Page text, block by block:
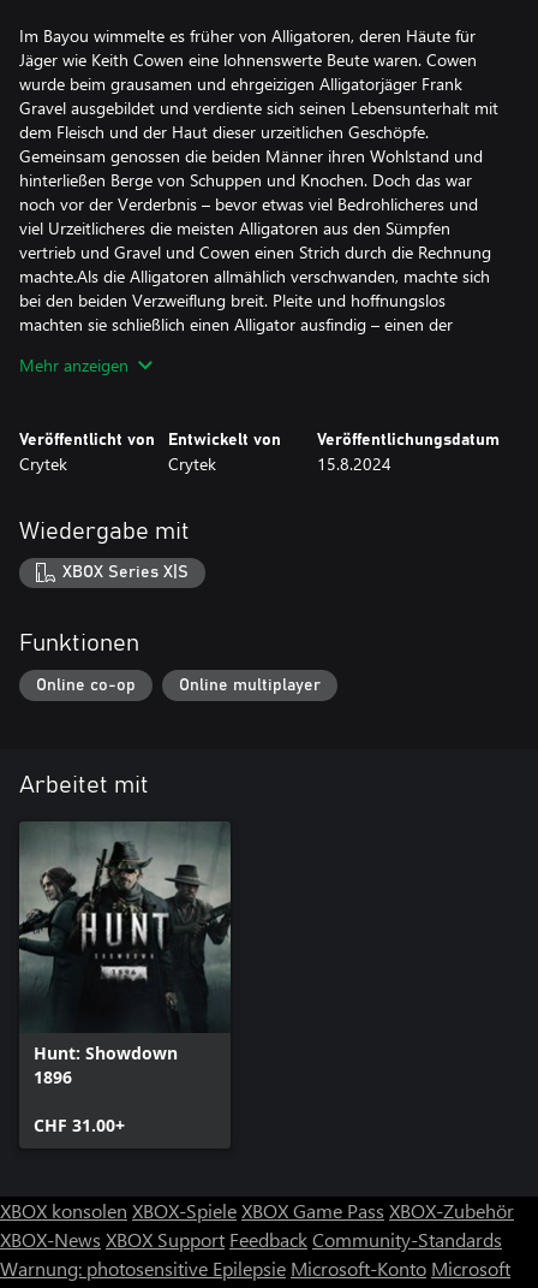
Im Bayou wimmelte es früher von Alligatoren, deren Häute für
Jäger wie Keith Cowen eine lohnenswerte Beute waren. Cowen
wurde beim grausamen und ehrgeizigen Alligatorjäger Frank
Gravel ausgebildet und verdiente sich seinen Lebensunterhalt mit
dem Fleisch und der Haut dieser urzeitlichen Geschöpfe.
Gemeinsam genossen die beiden Männer ihren Wohlstand und
hinterließen Berge von Schuppen und Knochen. Doch das war
noch vor der Verderbnis – bevor etwas viel Bedrohlicheres und
viel Urzeitlicheres die meisten Alligatoren aus den Sümpfen
vertrieb und Gravel und Cowen einen Strich durch die Rechnung
machte.Als die Alligatoren allmählich verschwanden, machte sich
bei den beiden Verzweiflung breit. Pleite und hoffnungslos
machten sie schließlich einen Alligator ausfindig – einen der
Reißzahn durch dessen Schuppen, Fett und Fleisch schlug, wurde
des Alligators verblutete. Als deren Blut in den Schlamm sickerte,
zog sich Cowen die Haut der Bestie über: ein Mantel des Sieges
perfekten Ergänzung für die American Hunter's Association.
Mehr anzeigen
Veröffentlicht von
Crytek
Entwickelt von
Crytek
Veröffentlichungsdatum
15.8.2024
Wiedergabe mit
XBOX Series X|S
Funktionen
Online co-op Online multiplayer
Arbeitet mit
Hunt: Showdown
1896
CHF 31.00+
XBOX konsolen XBOX-SpieleXBOX Game Pass XBOX-Zubehör
XBOX-News XBOX Support FeedbackCommunity-Standards
Warnung: photosensitive Epilepsie Microsoft-Konto Microsoft